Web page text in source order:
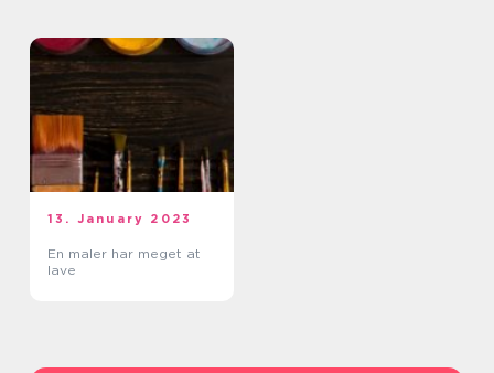
13. January 2023
En maler har meget at
lave